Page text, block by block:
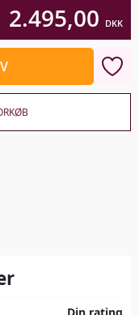
2.495,00 DKK